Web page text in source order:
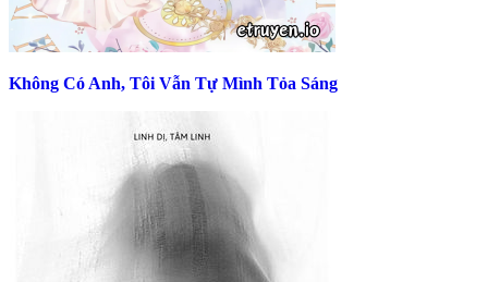
Không Có Anh, Tôi Vẫn Tự Mình Tỏa Sáng